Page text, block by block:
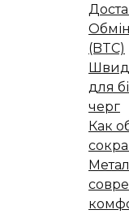
(BTC)
для
черг
Как